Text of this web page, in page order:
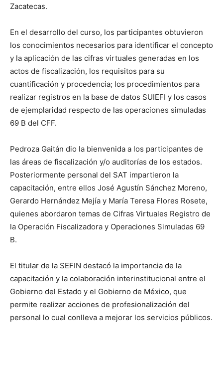
Zacatecas.
En el desarrollo del curso, los participantes obtuvieron
los conocimientos necesarios para identificar el concepto
y la aplicación de las cifras virtuales generadas en los
actos de fiscalización, los requisitos para su
cuantificación y procedencia; los procedimientos para
realizar registros en la base de datos SUIEFI y los casos
de ejemplaridad respecto de las operaciones simuladas
69 B del CFF.
Pedroza Gaitán dio la bienvenida a los participantes de
las áreas de fiscalización y/o auditorías de los estados.
Posteriormente personal del SAT impartieron la
capacitación, entre ellos José Agustín Sánchez Moreno,
Gerardo Hernández Mejía y María Teresa Flores Rosete,
quienes abordaron temas de Cifras Virtuales Registro de
la Operación Fiscalizadora y Operaciones Simuladas 69
B.
El titular de la SEFIN destacó la importancia de la
capacitación y la colaboración interinstitucional entre el
Gobierno del Estado y el Gobierno de México, que
permite realizar acciones de profesionalización del
personal lo cual conlleva a mejorar los servicios públicos.